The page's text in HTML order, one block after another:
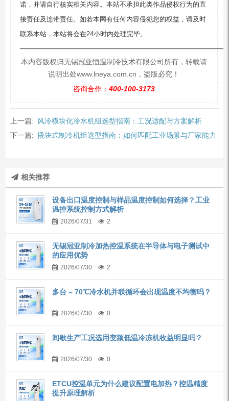
诺，并请自行核实相关内容。本站不承担此类作品侵权行为的直
接责任及连带责任。如若本网有任何内容侵犯您的权益，请及时
联系本站，本站将会在24小时内处理完毕。
本内容版权归无锡冠亚恒温制冷技术有限公司所有，转载请
说明出处www.lneya.com.cn，盗版必究！
咨询合作： 400-100-3173
上一篇:
风冷模块化冷水机组选型指南：工况适配与方案解析
下一篇: 撬块式制冷机组选型指南：如何匹配工业场景与厂家能力
相关推荐
设备出口温度控制与样品温度控制如何选择？工业
温控系统控制方式解析
2026/07/31 2
无锡冠亚制冷加热控温系统在半导体与电子测试中
的应用优势
2026/07/30 2
多台 – 70℃冷水机并联循环会出现温度不均衡吗？
2026/07/30 0
间歇生产工况选用变频低温冷冻机收益明显吗？
2026/07/30 0
ETCU控温单元为什么建议配置电加热？控温精度
提升原理解析